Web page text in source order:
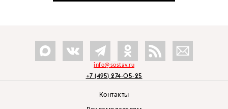
info@sostav.ru
+7 (495) 274-05-25
Контакты